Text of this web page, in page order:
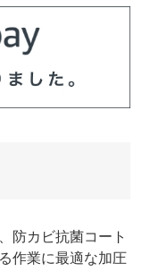
防カビ抗菌コート
作業に最適な加圧